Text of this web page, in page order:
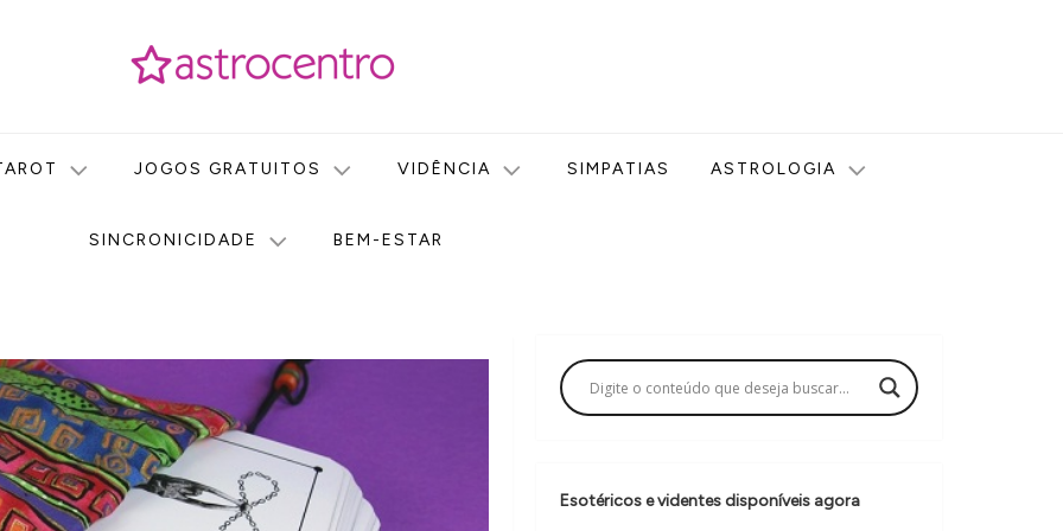
JOGOS GRATUITOS VIDÊNCIA SIMPATIAS ASTROLOGIA
SINCRONICIDADE BEM-ESTAR
Esotéricos e videntes disponíveis agora